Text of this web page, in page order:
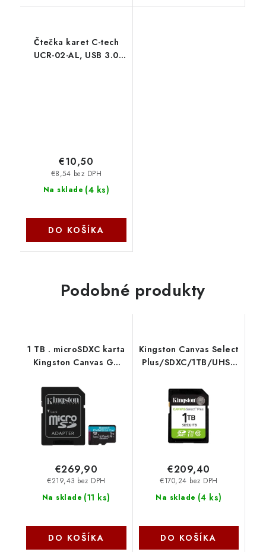
Čtečka karet C-tech
UCR-02-AL, USB 3.0
Na sklade (4 ks)
€8,54 bez DPH
€10,50
DO KOŠÍKA
Podobné produkty
1 TB . microSDXC karta
Kingston Canvas Go
r200MB/s, w160MB/s )
SDCG4-1TB
Na sklade (11 ks)
€219,43 bez DPH
€269,90
DO KOŠÍKA
Kingston Canvas Select
Plus/SDXC/1TB/UHS-I
Na sklade (4 ks)
€170,24 bez DPH
€209,40
DO KOŠÍKA